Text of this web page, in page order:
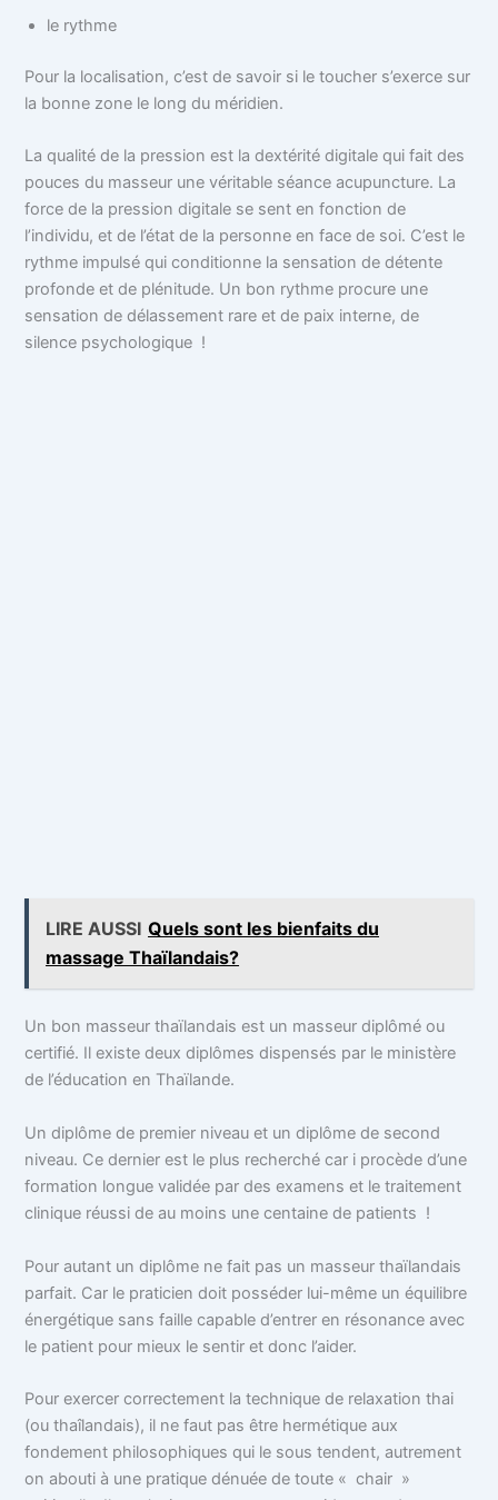
le rythme
Pour la localisation, c’est de savoir si le toucher s’exerce sur
la bonne zone le long du méridien.
La qualité de la pression est la dextérité digitale qui fait des
pouces du masseur une véritable séance acupuncture. La
force de la pression digitale se sent en fonction de
l’individu, et de l’état de la personne en face de soi. C’est le
rythme impulsé qui conditionne la sensation de détente
profonde et de plénitude. Un bon rythme procure une
sensation de délassement rare et de paix interne, de
silence psychologique !
LIRE AUSSI Quels sont les bienfaits du
massage Thaïlandais?
Un bon masseur thaïlandais est un masseur diplômé ou
certifié. Il existe deux diplômes dispensés par le ministère
de l’éducation en Thaïlande.
Un diplôme de premier niveau et un diplôme de second
niveau. Ce dernier est le plus recherché car i procède d’une
formation longue validée par des examens et le traitement
clinique réussi de au moins une centaine de patients !
Pour autant un diplôme ne fait pas un masseur thaïlandais
parfait. Car le praticien doit posséder lui-même un équilibre
énergétique sans faille capable d’entrer en résonance avec
le patient pour mieux le sentir et donc l’aider.
Pour exercer correctement la technique de relaxation thai
(ou thaîlandais), il ne faut pas être hermétique aux
fondement philosophiques qui le sous tendent, autrement
on abouti à une pratique dénuée de toute « chair »